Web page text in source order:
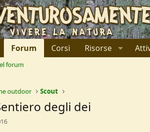
Forum Corsi Risorse
forum
outdoor Scout
degli dei